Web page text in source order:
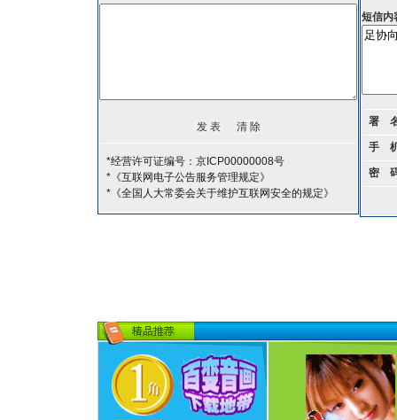
*经营许可证编号：京ICP00000008号
*《互联网电子公告服务管理规定》
*《全国人大常委会关于维护互联网安全的规定》
短信内
署
手
密